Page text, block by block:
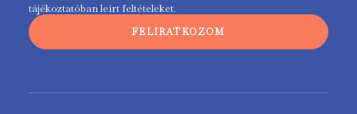
tájékoztatóbanleírt feltételeket.